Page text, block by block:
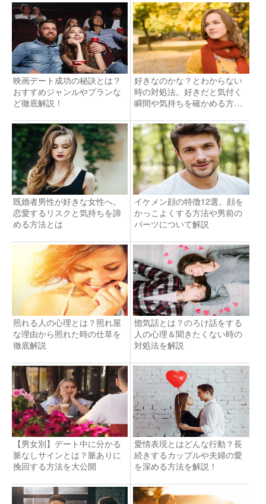
映画デート成功の秘訣とは？
おすすめジャンルやプランな
ど徹底解説！
好きなのかな？とわからない
時の対処法。好きだと気付く
瞬間や気持ちを確かめる方法
既婚者男性が好きな女性へ。
恋愛するリスクと気持ちを諦
める方法とは
イケメン顔の特徴12選。顔を
かっこよくする方法や男前の
パーツについて解説
照れる人の心理とは？照れ屋
な理由から照れた時の仕草を
徹底解説
惚気話とは？のろけ話をする
人の心理＆聞きたくない時の
対処法を解説
【男女別】デート中に分かる
脈なしサインとは？脈ありに
挽回する方法を大公開
愛情表現とはどんな行動？長
続きするカップルや夫婦の愛
を深める方法を解説！